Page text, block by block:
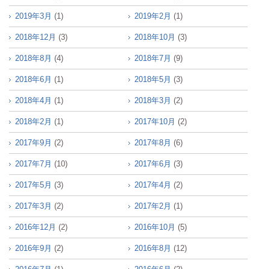
2019年3月 (1) 2019年2月 (1)
2018年12月 (3) 2018年10月 (3)
2018年8月 (4) 2018年7月 (9)
2018年6月 (1) 2018年5月 (3)
2018年4月 (1) 2018年3月 (2)
2018年2月 (1) 2017年10月 (2)
2017年9月 (2) 2017年8月 (6)
2017年7月 (10) 2017年6月 (3)
2017年5月 (3) 2017年4月 (2)
2017年3月 (2) 2017年2月 (1)
2016年12月 (2) 2016年10月 (5)
2016年9月 (2) 2016年8月 (12)